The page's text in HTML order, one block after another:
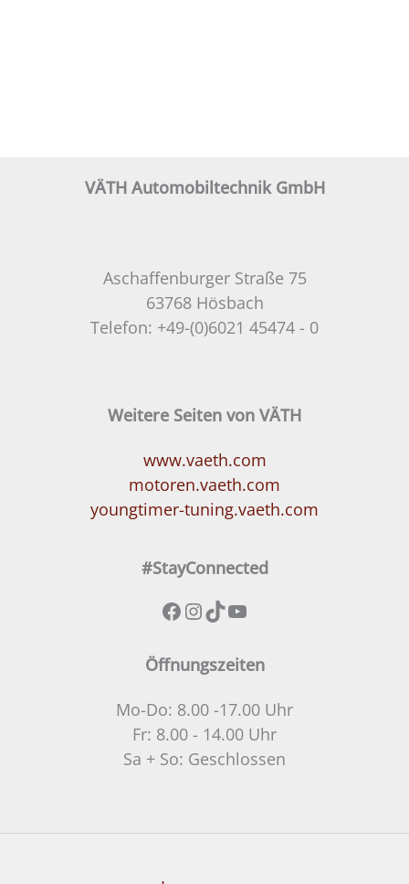
VÄTH Automobiltechnik GmbH
Aschaffenburger Straße 75
63768 Hösbach
Telefon: +49-(0)6021 45474 - 0
Weitere Seiten von VÄTH
www.vaeth.com
motoren.vaeth.com
youngtimer-tuning.vaeth.com
#StayConnected
Facebook
Instagram
TikTokYouTube
Öffnungszeiten
Mo-Do: 8.00 -17.00 Uhr
Fr: 8.00 - 14.00 Uhr
Sa + So: Geschlossen